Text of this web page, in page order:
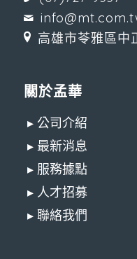
高雄市苓雅區中
關於孟華
▸ 公司介紹
▸ 最新消息
▸ 服務據點
▸ 人才招募
▸ 聯絡我們